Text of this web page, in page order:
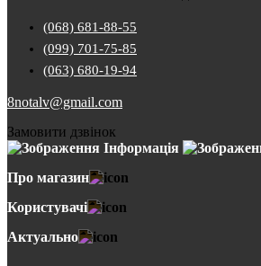
(068) 681-88-55
(099) 701-75-85
(063) 680-19-94
8notalv@gmail.com
Замовити дзвінок
Інформація
Про магазин
Користувачі
Актуально